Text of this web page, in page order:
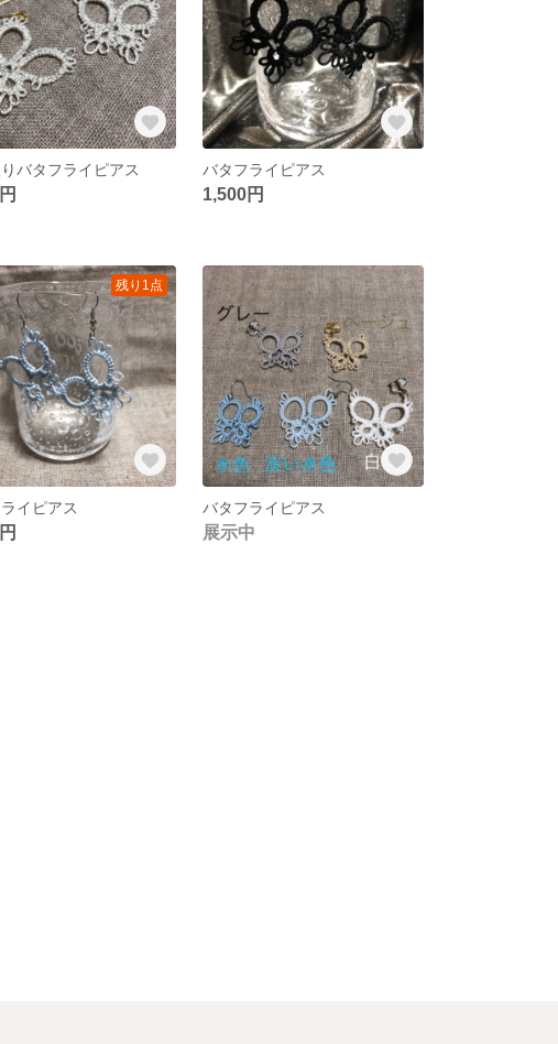
バタフライピアス バタフライピアス
1,500円
残り1点
イピアス バタフライピアス
展示中